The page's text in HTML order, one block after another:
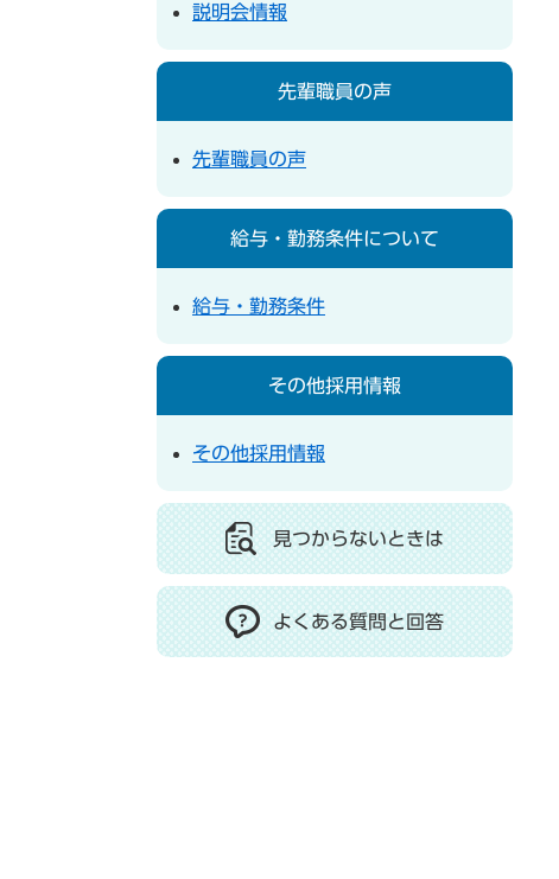
説明会情報
先輩職員の声
先輩職員の声
給与・勤務条件について
給与・勤務条件
その他採用情報
その他採用情報
見つからないときは
よくある質問と回答